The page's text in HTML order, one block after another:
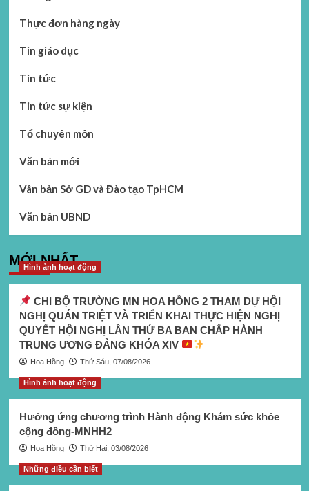
Thực đơn hàng ngày
Tin giáo dục
Tin tức
Tin tức sự kiện
Tổ chuyên môn
Văn bản mới
Vân bản Sở GD và Đào tạo TpHCM
Văn bản UBND
MỚI NHẤT
Hình ảnh hoạt động
CHI BỘ TRƯỜNG MN HOA HỒNG 2 THAM DỰ HỘI
NGHỊ QUÁN TRIỆT VÀ TRIỂN KHAI THỰC HIỆN NGHỊ
QUYẾT HỘI NGHỊ LẦN THỨ BA BAN CHẤP HÀNH
TRUNG ƯƠNG ĐẢNG KHÓA XIV
Hoa Hồng Thứ Sáu, 07/08/2026
Hình ảnh hoạt động
Hưởng ứng chương trình Hành động Khám sức khỏe
cộng đồng-MNHH2
Hoa Hồng Thứ Hai, 03/08/2026
Những điều cần biết